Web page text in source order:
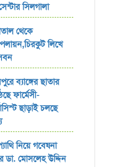
সিলগালা
থেকে
লিখে
ব্যাঙ্গের ছাতার
ফার্মেসী-
ছাড়াই চলছে
নিয়ে গবেষনা
ডা. মোসলেহ উদ্দিন